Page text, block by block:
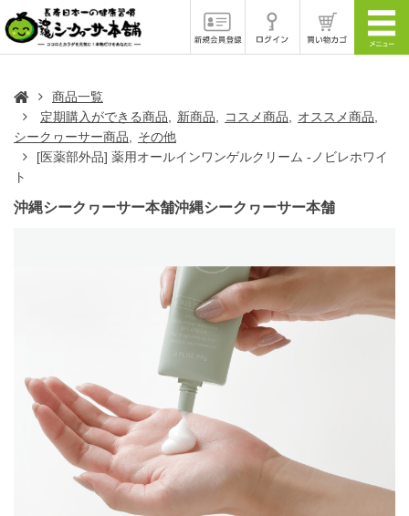
商品一覧
定期購入ができる商品
新商品 コスメ商品
オススメ商品
シークヮーサー商品
その他
[医薬部外品] 薬用オールインワンゲルクリーム -ノビレホワイ
ト
沖縄シークヮーサー本舗沖縄シークヮーサー本舗